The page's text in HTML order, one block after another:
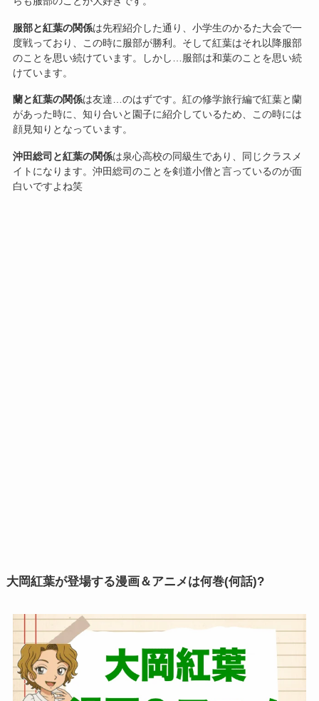
服部と紅葉の関係は先程紹介した通り、小学生のかるた大会で一
度戦っており、この時に服部が勝利。そして紅葉はそれ以降服部
のことを思い続けています。しかし…服部は和葉のことを思い続
けています。
蘭と紅葉の関係は友達…のはずです。紅の修学旅行編で紅葉と蘭
があった時に、知り合いと園子に紹介しているため、この時には
顔見知りとなっています。
沖田総司と紅葉の関係は泉心高校の同級生であり、同じクラスメ
イトになります。沖田総司のことを剣道小僧と言っているのが面
白いですよね笑
大岡紅葉が登場する漫画＆アニメは何巻(何話)?